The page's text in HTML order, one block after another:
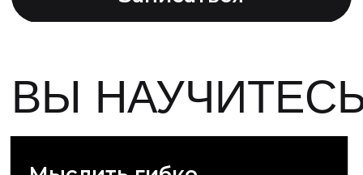
КУРСЕ ВЫ
Мыслить гибко
под давлением. Вы научитесь
смотреть на проблему
неожиданные, сильные